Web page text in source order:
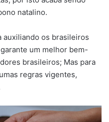
natalino.
auxiliando os brasileiros
um melhor bem-
brasileiros; Mas para
regras vigentes,